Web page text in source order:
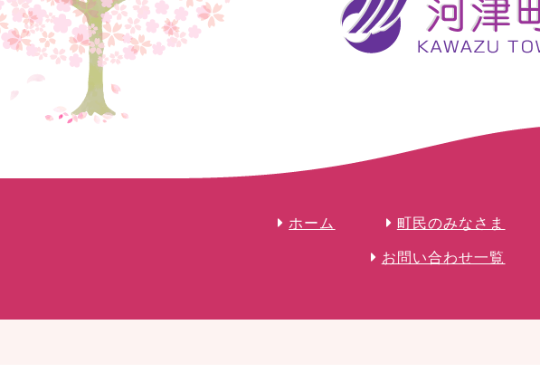
ホーム 町民のみなさま
お問い合わせ一覧